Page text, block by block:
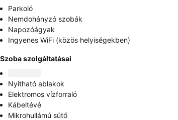
Parkoló
Nemdohányzó szobák
Napozóágyak
Ingyenes WiFi (közös helyiségekben)
Szoba szolgáltatásai
Nyitható ablakok
Elektromos vízforraló
Kábeltévé
Mikrohullámú sütő